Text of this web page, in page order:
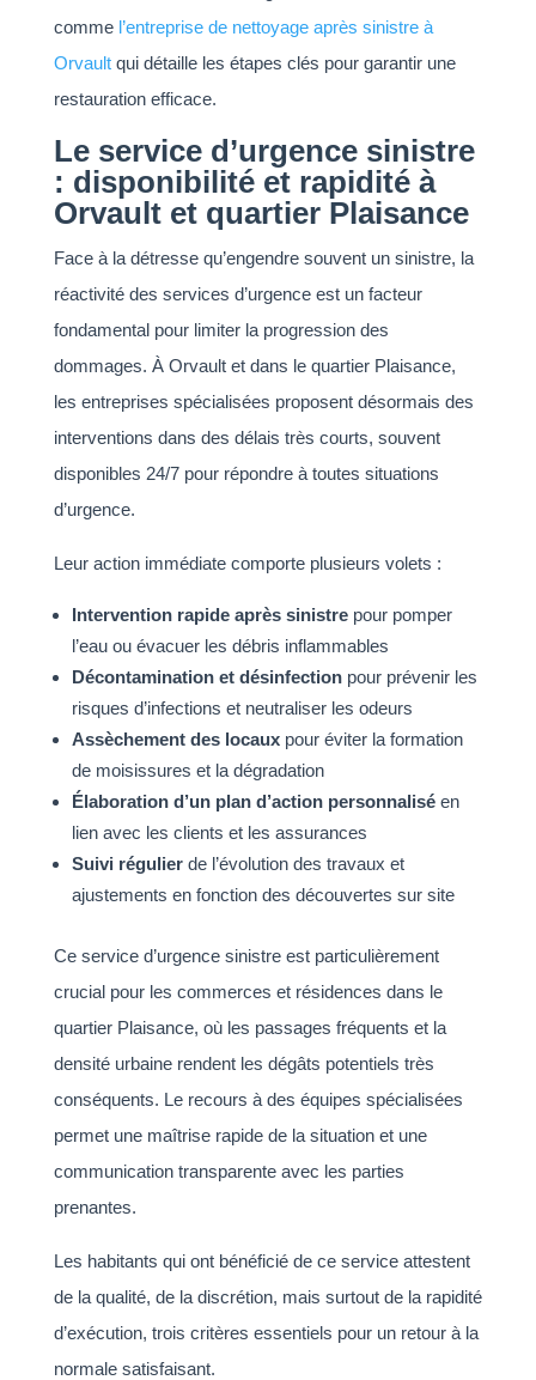
comme l’entreprise de nettoyage après sinistre à
Orvaultqui détaille les étapes clés pour garantir une
restauration efficace.
Le service d’urgence sinistre
: disponibilité et rapidité à
Orvault et quartier Plaisance
Face à la détresse qu’engendre souvent un sinistre, la
réactivité des services d’urgence est un facteur
fondamental pour limiter la progression des
dommages. À Orvault et dans le quartier Plaisance,
les entreprises spécialisées proposent désormais des
interventions dans des délais très courts, souvent
disponibles 24/7 pour répondre à toutes situations
d’urgence.
Leur action immédiate comporte plusieurs volets :
Intervention rapide après sinistrepour pomper
l’eau ou évacuer les débris inflammables
Décontamination et désinfectionpour prévenir les
risques d’infections et neutraliser les odeurs
Assèchement des locauxpour éviter la formation
de moisissures et la dégradation
Élaboration d’un plan d’action personnaliséen
lien avec les clients et les assurances
Suivi régulierde l’évolution des travaux et
ajustements en fonction des découvertes sur site
Ce service d’urgence sinistre est particulièrement
crucial pour les commerces et résidences dans le
quartier Plaisance, où les passages fréquents et la
densité urbaine rendent les dégâts potentiels très
conséquents. Le recours à des équipes spécialisées
permet une maîtrise rapide de la situation et une
communication transparente avec les parties
prenantes.
Les habitants qui ont bénéficié de ce service attestent
de la qualité, de la discrétion, mais surtout de la rapidité
d’exécution, trois critères essentiels pour un retour à la
normale satisfaisant.